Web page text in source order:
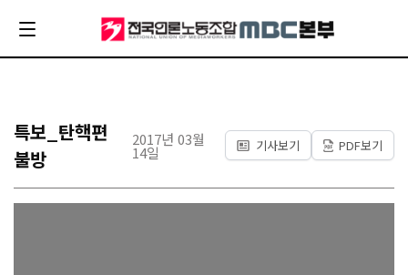
특보_탄핵편
불방
2017년 03월
14일 기사보기 PDF보기